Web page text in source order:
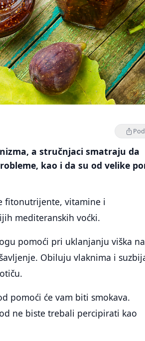
a stručnjaci smatraju da
kao i da su od velike
fitonutrijente, vitamine i
mediteranskih voćki.
pomoći pri uklanjanju viška
Obiluju vlaknima i
pomoći će vam biti smokava.
ne biste trebali percipirati kao